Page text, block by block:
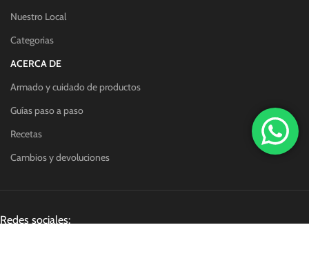
Nuestro Local
Categorias
ACERCA DE
Armado y cuidado de productos
Guías paso a paso
Recetas
Cambios y devoluciones
Redes sociales: